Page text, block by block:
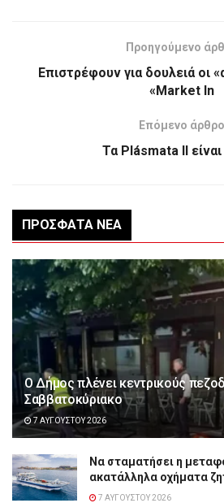
Προηγούμενο
Επιστρέφουν για δουλειά οι
«Market In
Επόμενο άρθρο
Τα Plásmata ΙΙ
ΠΡΌΣΦΑΤΑ ΝΈΑ
Ο Δήμος πλένει κεντρικούς
Σαββατοκύριακο
7 ΑΥΓΟΎΣΤΟΥ 2026
Να σταματήσει η
ακατάλληλα οχήματα
7 ΑΥΓΟΎΣΤΟΥ 2026